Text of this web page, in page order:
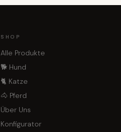
SHOP
Alle Produkte
🐕 Hund
🐈 Katze
🐴 Pferd
Über Uns
Konfigurator